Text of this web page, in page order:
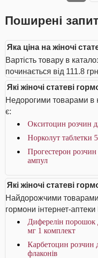
Поширені
Яка ціна на жіночі
Вартість товару в
починається від 111.8
Які жіночі статеві
Недорогими товарами в
є:
Окситоцин розчин
Норколут таблетки
Прогестерон
ампул
Які жіночі статеві
Найдорожчими товарами
гормони інтернет-аптеки
Диферелін порошок
мг 1 комплект
Карбетоцин розчин
флаконів